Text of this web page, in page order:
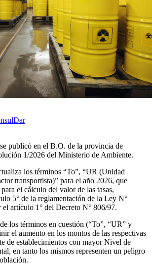
publicó en el B.O. de la provincia de
1/2026 del Ministerio de Ambiente.
los términos “To”, “UR (Unidad
transportista)” para el año 2026, que
el cálculo del valor de las tasas,
5° de la reglamentación de la Ley N°
el artículo 1° del Decreto N° 806/97.
los términos en cuestión (“To”, “UR” y
el aumento en los montos de las respectivas
de establecimientos con mayor Nivel de
en tanto los mismos representen un peligro